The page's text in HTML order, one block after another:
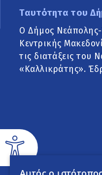
Ταυτότητα του
Ο Δήμος Νεάπολης-
Κεντρικής
τις διατάξεις
«Καλλικράτης».